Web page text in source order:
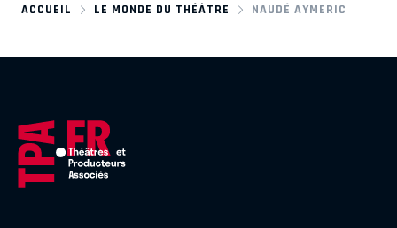
ACCUEIL LE MONDE DU THÉÂTRE NAUDÉ AYMERIC